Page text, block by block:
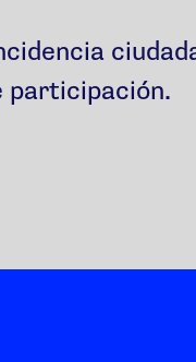
participación.